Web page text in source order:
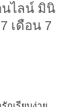
ไลน์ มินิ
เดือน 7